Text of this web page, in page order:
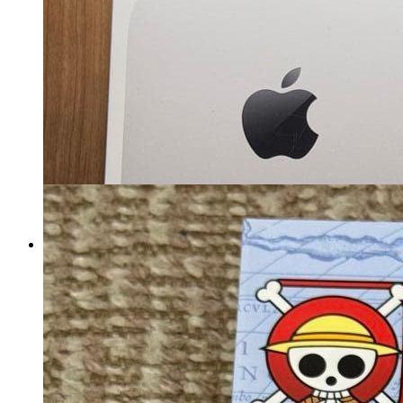
chilewich チルウィッチ テー
ブルランナー ラティス シ
ルバー
マイストア在庫： 1494
税込
6150円